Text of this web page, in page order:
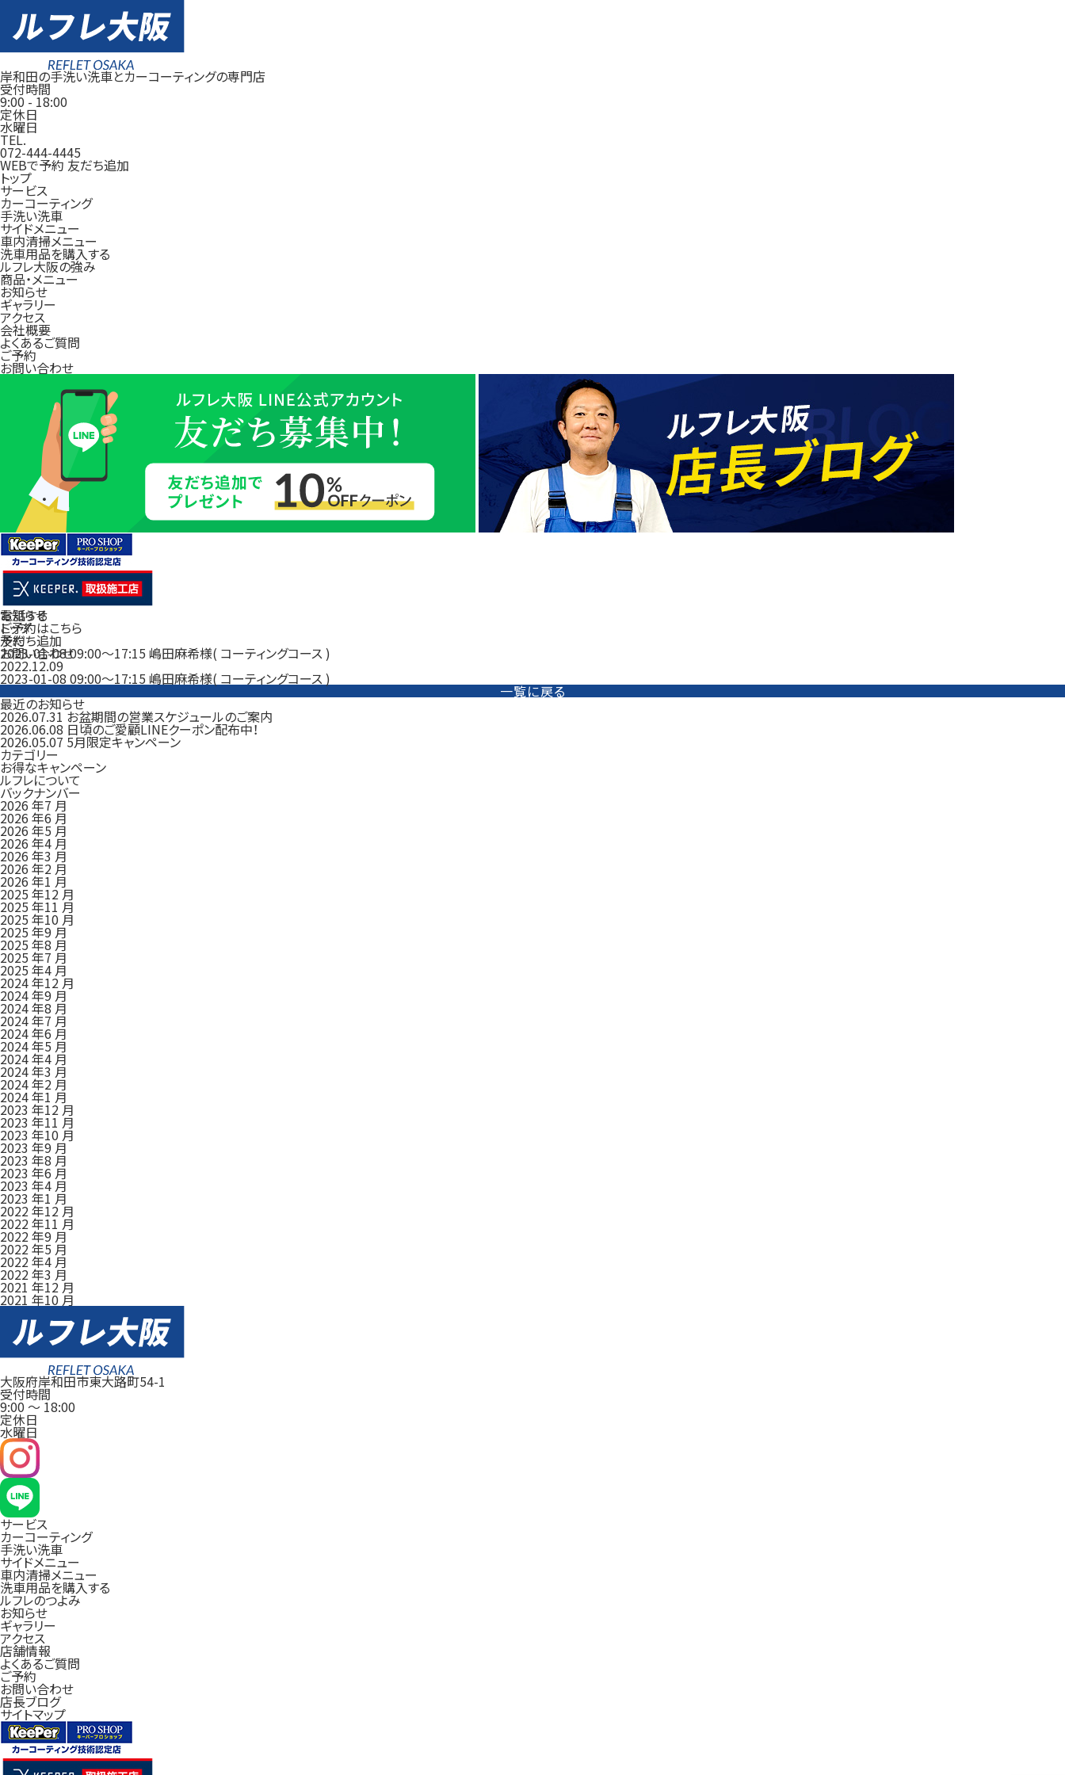
岸和田の手洗い洗車とカーコーティングの専門店
受付時間
9:00 -18:00
定休日
水曜日
TEL.
072-444-4445
WEBで予約 友だち追加
トップ
サービス
カーコーティング
手洗い洗車
サイドメニュー
車内清掃メニュー
洗車用品を購入する
ルフレ大阪の強み
商品・メニュー
お知らせ
ギャラリー
アクセス
会社概要
よくあるご質問
ご予約
お問い合わせ
電話する
ご予約はこちら
友だち追加
お問い合わせ
お知らせ
トップ
予約
2023-01-08 09:00～17:15 嶋田麻希様( コーティングコース )
2022.12.09
2023-01-08 09:00～17:15 嶋田麻希様( コーティングコース )
一覧に戻る
最近のお知らせ
2026.07.31 お盆期間の営業スケジュールのご案内
2026.06.08 日頃のご愛顧LINEクーポン配布中！
2026.05.07 5月限定キャンペーン
カテゴリー
お得なキャンペーン
ルフレについて
バックナンバー
2026 年7 月
2026 年6 月
2026 年5 月
2026 年4 月
2026 年3 月
2026 年2 月
2026 年1 月
2025 年12 月
2025 年11 月
2025 年10 月
2025 年9 月
2025 年8 月
2025 年7 月
2025 年4 月
2024 年12 月
2024 年9 月
2024 年8 月
2024 年7 月
2024 年6 月
2024 年5 月
2024 年4 月
2024 年3 月
2024 年2 月
2024 年1 月
2023 年12 月
2023 年11 月
2023 年10 月
2023 年9 月
2023 年8 月
2023 年6 月
2023 年4 月
2023 年1 月
2022 年12 月
2022 年11 月
2022 年9 月
2022 年5 月
2022 年4 月
2022 年3 月
2021 年12 月
2021 年10 月
大阪府岸和田市東大路町54-1
受付時間
9:00 ～18:00
定休日
水曜日
サービス
カーコーティング
手洗い洗車
サイドメニュー
車内清掃メニュー
洗車用品を購入する
ルフレのつよみ
お知らせ
ギャラリー
アクセス
店舗情報
よくあるご質問
ご予約
お問い合わせ
店長ブログ
サイトマップ